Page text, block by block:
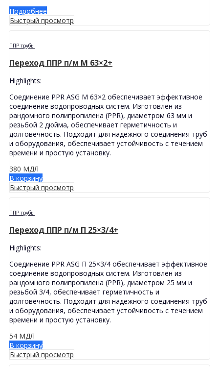
Подробнее
Быстрый просмотр
ППР трубы
Переход ППР п/м M 63×2+
Highlights:
Соединение PPR ASG M 63×2 обеспечивает эффективное
соединение водопроводных систем. Изготовлен из
рандомного полипропилена (PPR), диаметром 63 мм и
резьбой 2 дюйма, обеспечивает герметичность и
долговечность. Подходит для надежного соединения труб
и оборудования, обеспечивает устойчивость с течением
времени и простую установку.
380 МДЛ
В корзину
Быстрый просмотр
ППР трубы
Переход ППР п/м П 25×3/4+
Highlights:
Соединение PPR ASG П 25×3/4 обеспечивает эффективное
соединение водопроводных систем. Изготовлен из
рандомного полипропилена (PPR), диаметром 25 мм и
резьбой 3/4, обеспечивает герметичность и
долговечность. Подходит для надежного соединения труб
и оборудования, обеспечивает устойчивость с течением
времени и простую установку.
54 МДЛ
В корзину
Быстрый просмотр